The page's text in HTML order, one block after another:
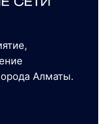
Алматы.